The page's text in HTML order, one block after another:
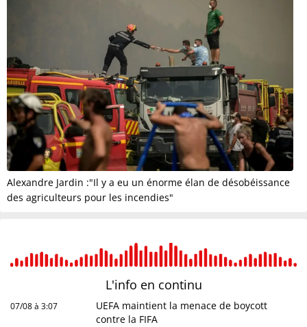
Alexandre Jardin :"Il y a eu un énorme élan de désobéissance
des agriculteurs pour les incendies"
L'info en continu
07/08 à 3:07
UEFA maintient la menace de boycott
contre la FIFA